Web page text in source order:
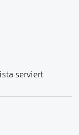
serviert